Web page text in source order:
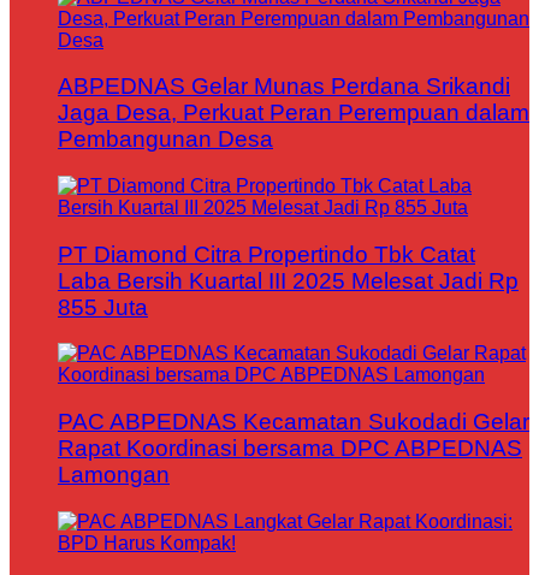
ABPEDNAS Gelar Munas Perdana Srikandi
Jaga Desa, Perkuat Peran Perempuan dalam
Pembangunan Desa
PT Diamond Citra Propertindo Tbk Catat
Laba Bersih Kuartal III 2025 Melesat Jadi Rp
855 Juta
PAC ABPEDNAS Kecamatan Sukodadi Gelar
Rapat Koordinasi bersama DPC ABPEDNAS
Lamongan